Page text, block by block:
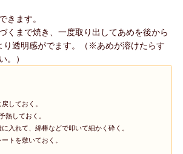
きます。
くまで焼き、一度取り出してあめを後から
り透明感がでます。（※あめが溶けたらす
。）
しておく。
熱しておく。
入れて、綿棒などで叩いて細かく砕く。
トを敷いておく。